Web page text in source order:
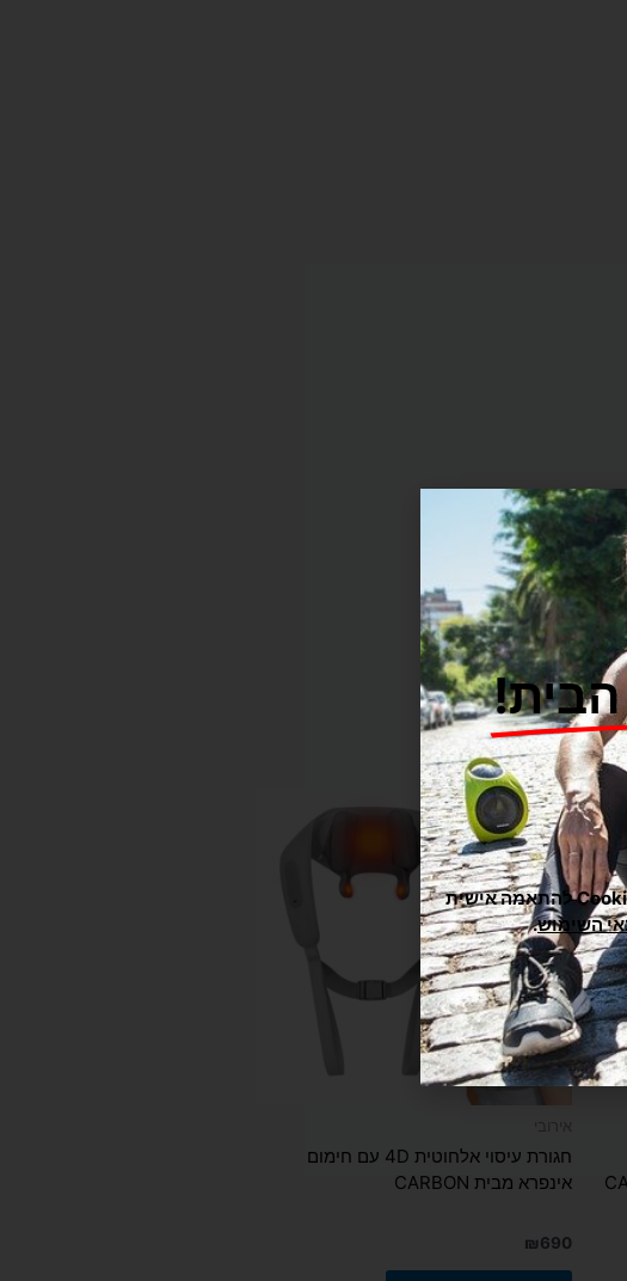
חגורת עיסוי אלחוטית 4D עם חימום
אינפרא מבית CARBON
₪690
כדי לתת לך חוויית קנייה מתוקה וזורמת, אנחנו משתמשים בקובצי Cookie להתאמה אישית
השימוש.